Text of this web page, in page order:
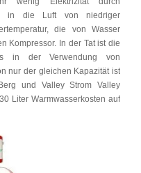
in die Luft von niedriger
die von Wasser
Kompressor. In der Tat ist die
in der Verwendung von
nur der gleichen Kapazität ist
und Valley Strom Valley
Liter Warmwasserkosten auf